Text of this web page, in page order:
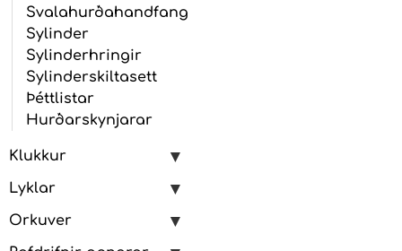
Svalahurðahandfang
Sylinder
Sylinderhringir
Sylinderskiltasett
Þéttlistar
Hurðarskynjarar
Klukkur
Lyklar
Orkuver